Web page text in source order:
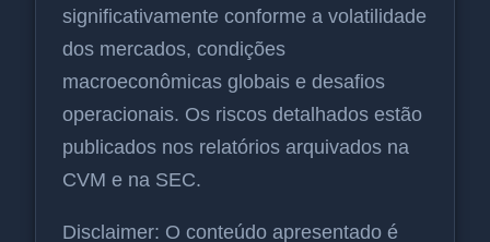
significativamente conforme a volatilidade
dos mercados, condições
macroeconômicas globais e desafios
operacionais. Os riscos detalhados estão
publicados nos relatórios arquivados na
CVM e na SEC.
Disclaimer: O conteúdo apresentado é